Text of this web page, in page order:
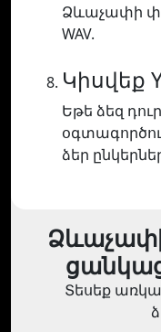
Ձևաչափի
WAV.
Կիսվեք
Եթե ձեզ
ձեր
Տեսեք